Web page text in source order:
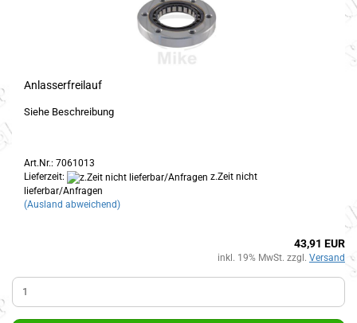
Anlasserfreilauf
Siehe Beschreibung
Art.Nr.: 7061013
Lieferzeit:
z.Zeit nicht
lieferbar/Anfragen
(Ausland abweichend)
43,91 EUR
inkl. 19% MwSt. zzgl. Versand